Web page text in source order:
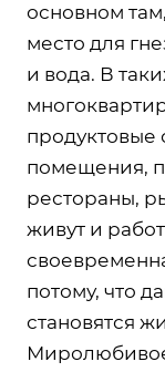
основном
место для
и вода. В
продуктовые
помещения,
рестораны,
живут и
потому, что
становятся